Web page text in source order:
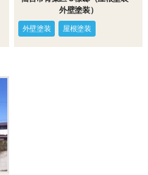
外壁塗装）
外壁塗装 屋根塗装